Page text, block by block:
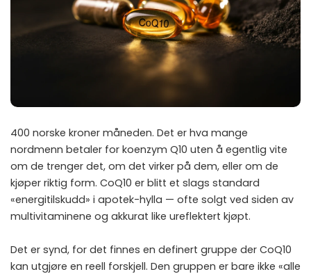
400 norske kroner måneden. Det er hva mange
nordmenn betaler for koenzym Q10 uten å egentlig vite
om de trenger det, om det virker på dem, eller om de
kjøper riktig form. CoQ10 er blitt et slags standard
«energitilskudd» i apotek-hylla — ofte solgt ved siden av
multivitaminene og akkurat like ureflektert kjøpt.
Det er synd, for det finnes en definert gruppe der CoQ10
kan utgjøre en reell forskjell. Den gruppen er bare ikke «alle